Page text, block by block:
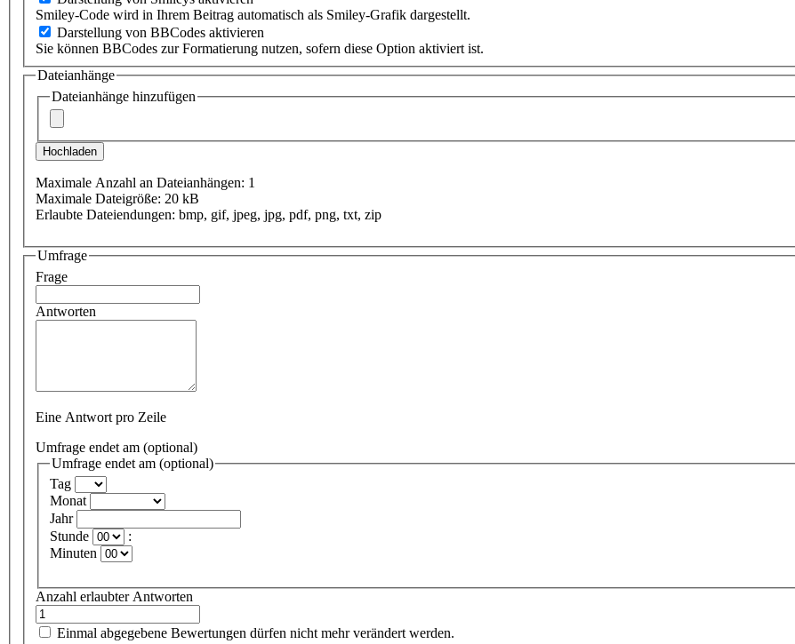
Smiley-Code wird in Ihrem Beitrag automatisch als Smiley-Grafik dargestellt.
Darstellung von BBCodes aktivieren
Sie können BBCodes zur Formatierung nutzen, sofern diese Option aktiviert ist.
Dateianhänge
Dateianhänge hinzufügen
Maximale Anzahl an Dateianhängen: 1
Maximale Dateigröße: 20 kB
Erlaubte Dateiendungen: bmp, gif, jpeg, jpg, pdf, png, txt, zip
Umfrage
Frage
Antworten
Eine Antwort pro Zeile
Umfrage endet am (optional)
Umfrage endet am (optional)
Tag
Monat
Jahr
Stunde
:
Minuten
Anzahl erlaubter Antworten
Einmal abgegebene Bewertungen dürfen nicht mehr verändert werden.